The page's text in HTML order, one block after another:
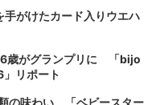
がけたカード入りウエハ
歳がグランプリに 「bijo
リポート
の味わい 「ベビースター